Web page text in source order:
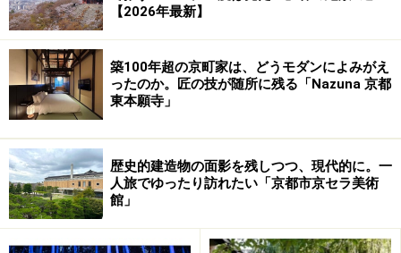
■生麩・湯葉類
京都らし～い食材といえば、やっぱり生麩と湯葉。JR京
都伊勢丹では、アノ有名な江戸時代創業の老舗・麩嘉の
生麩が購入できるんです。ここの生麩は京都の老舗料亭
でも使われているという逸品。細長～い棒の形をした、
よもぎ麩、ゴマ麩、梅麩など一風変わった麩がおすす
め。
湯葉関係では...チョット変わったところで、アノ有名料
【2026年最新】
築100年超の京町家は、どうモダンによみがえ
ったのか。匠の技が随所に残る「Nazuna 京都
東本願寺」
歴史的建造物の面影を残しつつ、現代的に。一
人旅でゆったり訪れたい「京都市京セラ美術
館」